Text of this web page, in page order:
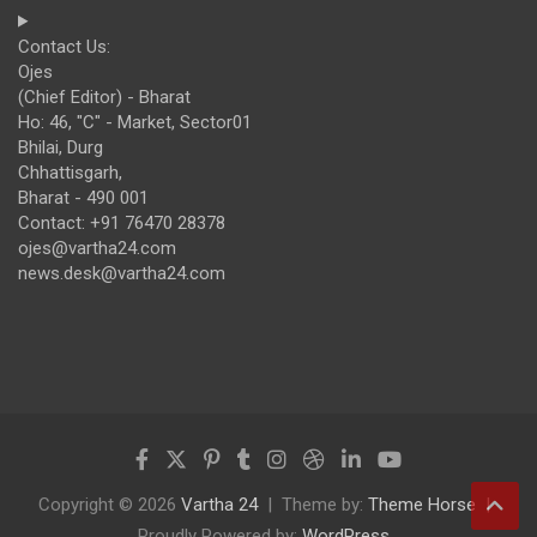
Contact Us:
Ojes
(Chief Editor) - Bharat
Ho: 46, "C" - Market, Sector01
Bhilai, Durg
Chhattisgarh,
Bharat - 490 001
Contact: +91 76470 28378
ojes@vartha24.com
news.desk@vartha24.com
Copyright © 2026 Vartha 24 Theme by: Theme Horse